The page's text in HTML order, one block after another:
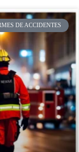
DE ACCIDENTES